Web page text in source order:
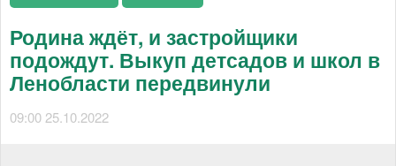
Родина ждёт, и застройщики
подождут. Выкуп детсадов и школ в
Ленобласти передвинули
09:00 25.10.2022